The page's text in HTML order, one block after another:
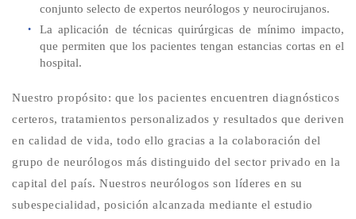
conjunto selecto de expertos neurólogos y neurocirujanos.
La aplicación de técnicas quirúrgicas de mínimo impacto,
que permiten que los pacientes tengan estancias cortas en el
hospital.
Nuestro propósito: que los pacientes encuentren diagnósticos
certeros, tratamientos personalizados y resultados que deriven
en calidad de vida, todo ello gracias a la colaboración del
grupo de neurólogos más distinguido del sector privado en la
capital del país. Nuestros neurólogos son líderes en su
subespecialidad, posición alcanzada mediante el estudio